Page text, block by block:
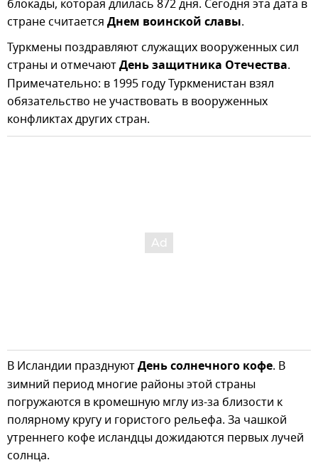
блокады, которая длилась 872 дня. Сегодня эта дата в
стране считается Днем воинской славы.
Туркмены поздравляют служащих вооруженных сил
страны и отмечаютДень защитника Отечества.
Примечательно: в 1995 году Туркменистан взял
обязательство не участвовать в вооруженных
конфликтах других стран.
В Исландии празднуютДень солнечного кофе. В
зимний период многие районы этой страны
погружаются в кромешную мглу из-за близости к
полярному кругу и гористого рельефа. За чашкой
утреннего кофе исландцы дожидаются первых лучей
солнца.